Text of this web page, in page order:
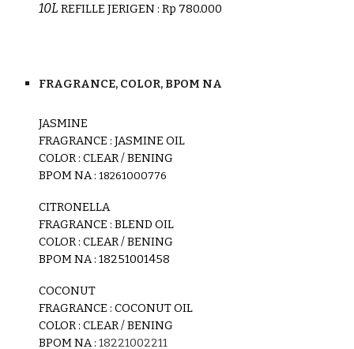
10L REFILLE JERIGEN : Rp 780.000
FRAGRANCE, COLOR, BPOM NA
JASMINE
FRAGRANCE : JASMINE OIL
COLOR : CLEAR / BENING
BPOMNA :18261000776
CITRONELLA
FRAGRANCE : BLEND OIL
COLOR :CLEAR / BENING
BPOMNA:18251001458
COCONUT
FRAGRANCE : COCONUT OIL
COLOR :CLEAR / BENING
BPOMNA :18221002211